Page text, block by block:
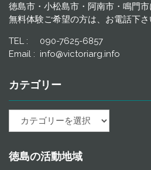
徳島市・小松島市・阿南市・鳴門
無料体験ご希望の方は、お電話下さ
TEL : 090-7625-6857
Email : info@victoriarg.info
カテゴリー
リ
徳島の活動地域